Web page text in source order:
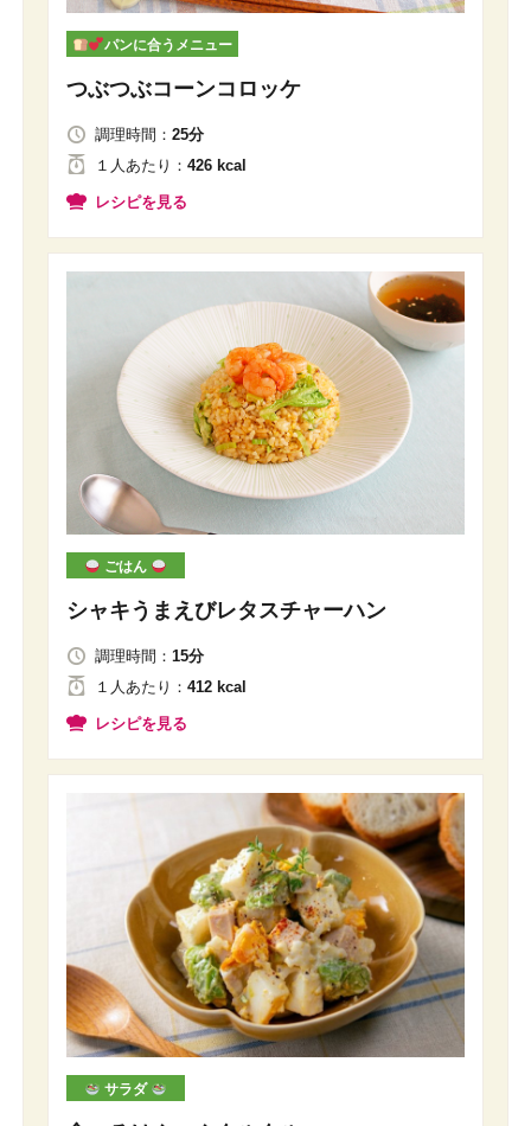
パンに合うメニュー
つぶつぶコーンコロッケ
調理時間： 25分
１人 あたり ： 426 kcal
レシピを見る
ごはん
シャキうまえびレタスチャーハン
調理時間： 15分
１人あたり ： 412 kcal
レシピを見る
サラダ